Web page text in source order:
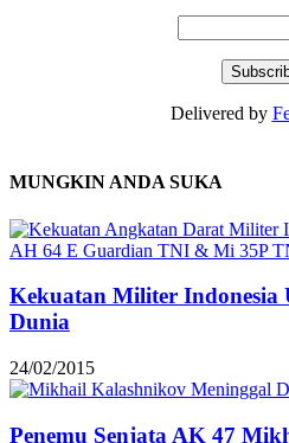
Delivered by
MUNGKIN ANDA SUKA
Kekuatan Militer Indonesia
Dunia
24/02/2015
Penemu Senjata AK 47